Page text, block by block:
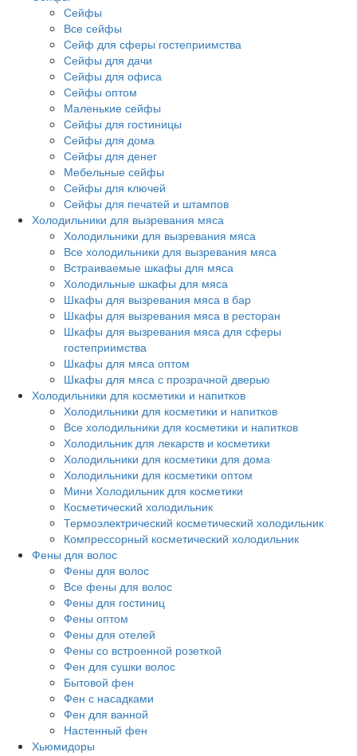
Сейфы
Все сейфы
Сейф для сферы гостеприимства
Сейфы для дачи
Сейфы для офиса
Сейфы оптом
Маленькие сейфы
Сейфы для гостиницы
Сейфы для дома
Сейфы для денег
Мебельные сейфы
Сейфы для ключей
Сейфы для печатей и штампов
Холодильники для вызревания мяса
Холодильники для вызревания мяса
Все холодильники для вызревания мяса
Встраиваемые шкафы для мяса
Холодильные шкафы для мяса
Шкафы для вызревания мяса в бар
Шкафы для вызревания мяса в ресторан
Шкафы для вызревания мяса для сферы
гостеприимства
Шкафы для мяса оптом
Шкафы для мяса с прозрачной дверью
Холодильники для косметики и напитков
Холодильники для косметики и напитков
Все холодильники для косметики и напитков
Холодильник для лекарств и косметики
Холодильники для косметики для дома
Холодильники для косметики оптом
Мини Холодильник для косметики
Косметический холодильник
Термоэлектрический косметический холодильник
Компрессорный косметический холодильник
Фены для волос
Фены для волос
Все фены для волос
Фены для гостиниц
Фены оптом
Фены для отелей
Фены со встроенной розеткой
Фен для сушки волос
Бытовой фен
Фен с насадками
Фен для ванной
Настенный фен
Хьюмидоры